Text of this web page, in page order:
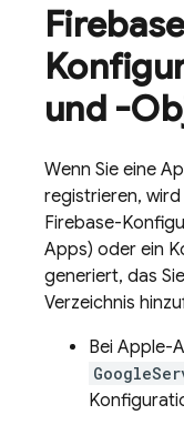
und -
Wenn Sie eine
registrieren,
Firebase-
Apps) oder ein
generiert, das
Verzeichnis
Bei Apple-